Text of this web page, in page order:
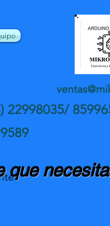
22998035/
que